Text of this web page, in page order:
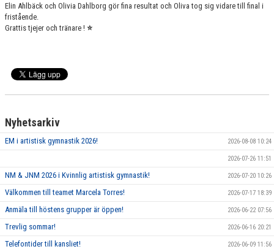
Elin Ahlbäck och Olivia Dahlborg gör fina resultat och Oliva tog sig vidare till final i
fristående.
Grattis tjejer och tränare ! ⭐️
Nyhetsarkiv
EM i artistisk gymnastik 2026! 2026-08-08 10:24
2026-07-26 11:51
NM & JNM 2026 i Kvinnlig artistisk gymnastik! 2026-07-20 10:26
Välkommen till teamet Marcela Torres! 2026-07-17 18:39
Anmäla till höstens grupper är öppen! 2026-06-22 07:56
Trevlig sommar! 2026-06-16 20:21
Telefontider till kansliet! 2026-06-09 11:56